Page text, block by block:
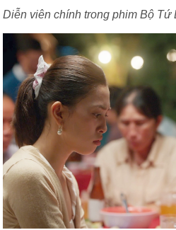
Diễn viên chính trong phim Bộ Tứ